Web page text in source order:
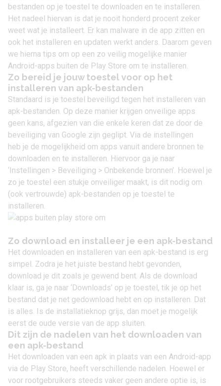
bestanden op je toestel te downloaden en te installeren.
Het nadeel hiervan is dat je nooit honderd procent zeker
weet wat je installeert. Er kan malware in de app zitten en
ook het installeren en updaten werkt anders. Daarom geven
we hierna tips om op een zo veilig mogelijke manier
Android-apps buiten de Play Store om te installeren.
Zo bereid je jouw toestel voor op het
installeren van apk-bestanden
Standaard is je toestel beveiligd tegen het installeren van
apk-bestanden. Op deze manier krijgen onveilige apps
geen kans, afgezien van die enkele keren dat ze door de
beveiliging van Google zijn geglipt. Via de instellingen
heb je de mogelijkheid om apps vanuit andere bronnen te
downloaden en te installeren. Hiervoor ga je naar
‘Instellingen > Beveiliging > Onbekende bronnen’. Hoewel je
zo je toestel een stukje onveiliger maakt, is dit nodig om
(ook vertrouwde) apk-bestanden op je toestel te
installeren.
Zo download en installeer je een apk-bestand
Het downloaden en installeren van een apk-bestand is erg
simpel. Zodra je het juiste bestand hebt gevonden,
download je dit zoals je gewend bent. Als de download
klaar is, ga je naar ‘Downloads’ op je toestel, tik je op het
bestand dat je net gedownload hebt en op installeren. Dat
is alles. Is de installatieknop grijs, dan moet je mogelijk
eerst de oude versie van de app sluiten.
Dit zijn de nadelen van het downloaden van
een apk-bestand
Het downloaden van een apk in plaats van een Android-app
via de Play Store, heeft verschillende nadelen. Hoewel er
voor rootgebruikers steeds vaker geen andere optie is, is